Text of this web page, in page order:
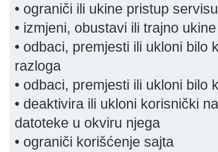
• ograniči ili ukine pristup servisu
• izmjeni, obustavi ili trajno
• odbaci, premjesti ili ukloni bilo
razloga
• odbaci, premjesti ili ukloni bilo
• deaktivira ili ukloni korisnički
datoteke u okviru njega
• ograniči korišćenje sajta